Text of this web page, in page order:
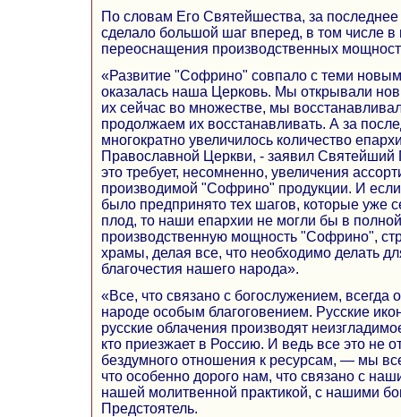
По словам Его Святейшества, за
сделало большой шаг вперед, в том числе в
переоснащения производственных
«Развитие "Софрино" совпало с теми
оказалась наша Церковь. Мы открывали
их сейчас во множестве, мы
продолжаем их восстанавливать. А за
многократно увеличилось количество
Православной Церкви, - заявил Святейший
это требует, несомненно, увеличения
производимой "Софрино" продукции. И
было предпринято тех шагов, которые уже
плод, то наши епархии не могли бы в
производственную мощность "Софрино",
храмы, делая все, что необходимо делать
благочестия нашего народа».
«Все, что связано с богослужением, всегда
народе особым благоговением. Русские
русские облачения производят
кто приезжает в Россию. И ведь все это не
бездумного отношения к ресурсам, — мы
что особенно дорого нам, что связано с
нашей молитвенной практикой, с нашими
Предстоятель.